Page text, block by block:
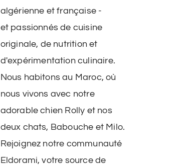
algérienne et française -
et passionnés de cuisine
originale, de nutrition et
d'expérimentation culinaire.
Nous habitons au Maroc, où
nous vivons avec notre
adorable chien Rolly et nos
deux chats, Babouche et Milo.
Rejoignez notre communauté
Eldorami, votre source de